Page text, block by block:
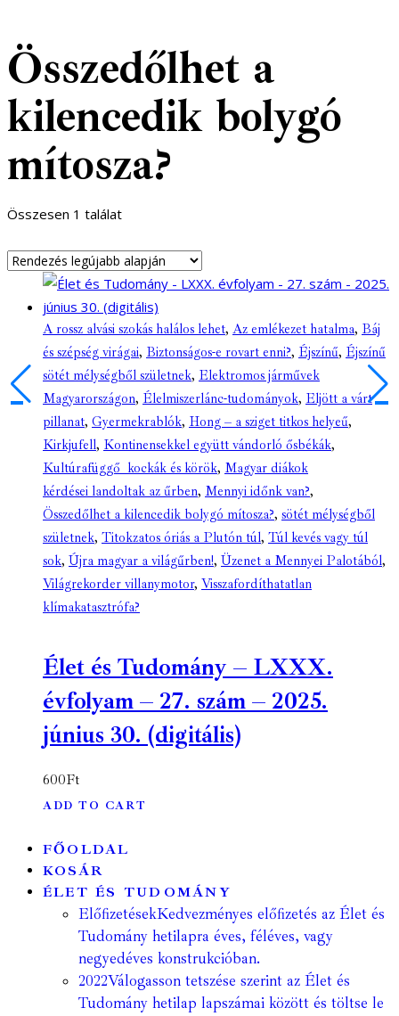
Összedőlhet a
kilencedik bolygó
mítosza?
Összesen 1 találat
A rossz alvási szokás halálos lehet, Az emlékezet hatalma, Báj
és szépség virágai, Biztonságos-e rovart enni?, Éjszínű, Éjszínű
sötét mélységből születnek, Elektromos járművek
Magyarországon, Élelmiszerlánc-tudományok, Eljött a várt
pillanat, Gyermekrablók, Hong – a sziget titkos helyeű,
Kirkjufell, Kontinensekkel együtt vándorló ősbékák,
Kultúrafüggő kockák és körök, Magyar diákok
kérdései landoltak az űrben, Mennyi időnk van?,
Összedőlhet a kilencedik bolygó mítosza?, sötét mélységből
születnek, Titokzatos óriás a Plutón túl, Túl kevés vagy túl
sok, Újra magyar a világűrben!, Üzenet a Mennyei Palotából,
Világrekorder villanymotor, Visszafordíthatatlan
klímakatasztrófa?
Élet és Tudomány – LXXX.
évfolyam – 27. szám – 2025.
június 30. (digitális)
600Ft
ADD TO CART
FŐOLDAL
KOSÁR
ÉLET ÉS TUDOMÁNY
ElőfizetésekKedvezményes előfizetés az Élet és
Tudomány hetilapra éves, féléves, vagy
negyedéves konstrukcióban.
2022Válogasson tetszése szerint az Élet és
Tudomány hetilap lapszámai között és töltse le